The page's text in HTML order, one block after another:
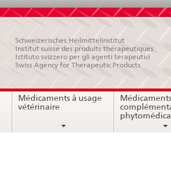
Schweizerisches Heilmittelinstitut
Institut suisse des produits thérapeutiques
Istituto svizzero per gli agenti terapeutici
Swiss Agency for Therapeutic Products
Médicaments à usage
vétérinaire
Médicaments